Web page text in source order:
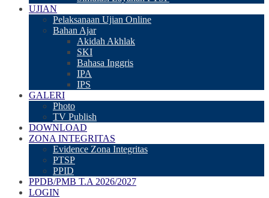
UJIAN
Pelaksanaan Ujian Online
Bahan Ajar
Akidah Akhlak
SKI
Bahasa Inggris
IPA
IPS
GALERI
Photo
TV Publish
DOWNLOAD
ZONA INTEGRITAS
Evidence Zona Integritas
PTSP
PPID
PPDB/PMB T.A 2026/2027
LOGIN